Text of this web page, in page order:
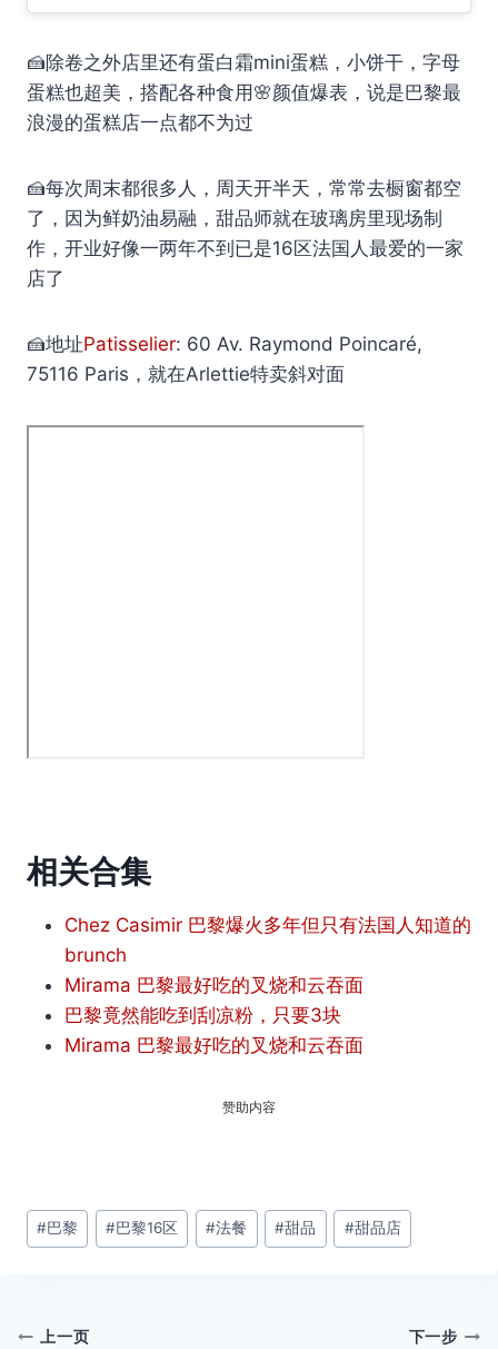
🍰除卷之外店里还有蛋白霜mini蛋糕，小饼干，字母
蛋糕也超美，搭配各种食用🌸颜值爆表，说是巴黎最
浪漫的蛋糕店一点都不为过
🍰每次周末都很多人，周天开半天，常常去橱窗都空
了，因为鲜奶油易融，甜品师就在玻璃房里现场制
作，开业好像一两年不到已是16区法国人最爱的一家
店了
🍰地址Patisselier: 60 Av. Raymond Poincaré,
75116 Paris，就在Arlettie特卖斜对面
相关合集
Chez Casimir 巴黎爆火多年但只有法国人知道的
brunch
Mirama 巴黎最好吃的叉烧和云吞面
巴黎竟然能吃到刮凉粉，只要3块
Mirama 巴黎最好吃的叉烧和云吞面
赞助内容
文
章
#巴黎 #巴黎16区 #法餐 #甜品 #甜品店
上一页 下一步